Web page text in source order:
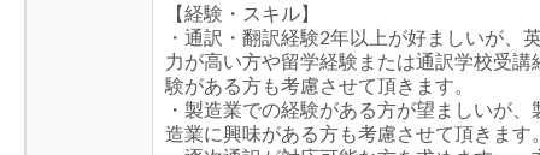
【経験・スキル】
・通訳・翻訳経験2年以上が好ましいが、
力が高い方や留学経験または通訳学校受講
験がある方も考慮させて頂きます。
・製造業での経験がある方が望ましいが、
造業に興味がある方も考慮させて頂きます